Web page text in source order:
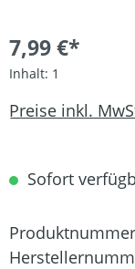
7,99 €*
Inhalt: 1
Preise inkl.
Sofort